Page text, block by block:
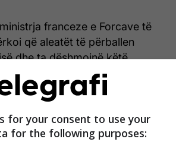
franceze e Forcave të
që aleatët të përballen
dhe ta dëshmojnë këtë
që ai përcolli edhe gjatë
kur kritikoi vendet evropiane
thirrjet për forcimin e
for your consent to use your
for the following purposes: